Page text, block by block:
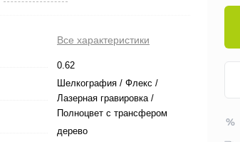
Все характеристики
0.62
Шелкография / Флекс /
Лазерная гравировка /
Полноцвет с трансфером
дерево